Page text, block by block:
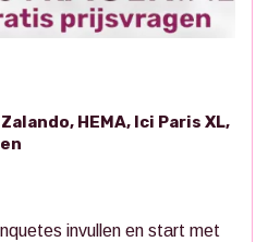
HEMA, Ici Paris XL,
invullen en start met